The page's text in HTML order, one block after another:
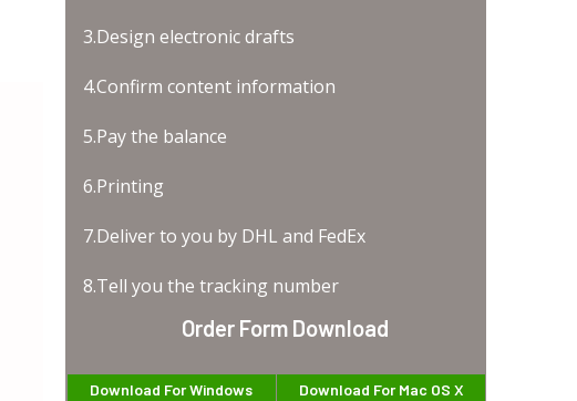
3.Design electronic drafts
4.Confirm content information
5.Pay the balance
6.Printing
7.Deliver to you by DHL and FedEx
8.Tell you the tracking number
Order Form Download
Download For Windows Download For Mac OS X